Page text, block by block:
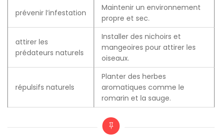
prévenir l’infestation
Maintenir un environnement
propre et sec.
attirer les
prédateurs naturels
Installer des nichoirs et
mangeoires pour attirer les
oiseaux.
répulsifs naturels
Planter des herbes
aromatiques comme le
romarin et la sauge.